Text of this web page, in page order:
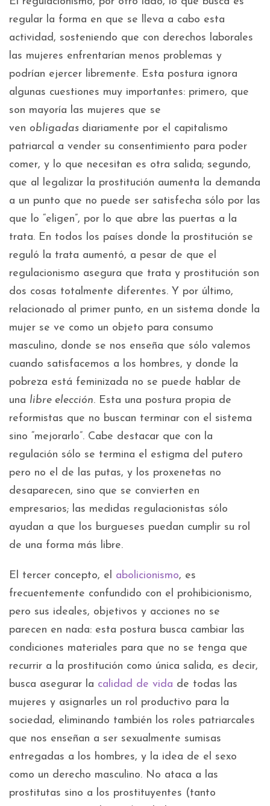
regular la forma en que se lleva a cabo esta
actividad, sosteniendo que con derechos laborales
las mujeres enfrentarían menos problemas y
podrían ejercer libremente. Esta postura ignora
algunas cuestiones muy importantes: primero, que
son mayoría las mujeres que se
ven obligadas diariamente por el capitalismo
patriarcal a vender su consentimiento para poder
comer, y lo que necesitan es otra salida; segundo,
que al legalizar la prostitución aumenta la demanda
a un punto que no puede ser satisfecha sólo por las
que lo “eligen”, por lo que abre las puertas a la
trata. En todos los países donde la prostitución se
reguló la trata aumentó, a pesar de que el
regulacionismo asegura que trata y prostitución son
dos cosas totalmente diferentes. Y por último,
relacionado al primer punto, en un sistema donde la
mujer se ve como un objeto para consumo
masculino, donde se nos enseña que sólo valemos
cuando satisfacemos a los hombres, y donde la
pobreza está feminizada no se puede hablar de
una libre elección. Esta una postura propia de
reformistas que no buscan terminar con el sistema
sino “mejorarlo”. Cabe destacar que con la
regulación sólo se termina el estigma del putero
pero no el de las putas, y los proxenetas no
desaparecen, sino que se convierten en
empresarios; las medidas regulacionistas sólo
ayudan a que los burgueses puedan cumplir su rol
de una forma más libre.
El tercer concepto, el abolicionismo, es
frecuentemente confundido con el prohibicionismo,
pero sus ideales, objetivos y acciones no se
parecen en nada: esta postura busca cambiar las
condiciones materiales para que no se tenga que
recurrir a la prostitución como única salida, es decir,
busca asegurar la calidad de vida de todas las
mujeres y asignarles un rol productivo para la
sociedad, eliminando también los roles patriarcales
que nos enseñan a ser sexualmente sumisas
entregadas a los hombres, y la idea de el sexo
como un derecho masculino. No ataca a las
prostitutas sino a los prostituyentes (tanto